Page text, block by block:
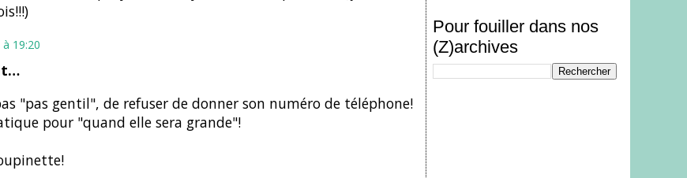
19:20
"pas gentil", de refuser de donner son numéro de téléphone!
pour "quand elle sera grande"!
Pour fouiller dans nos
(Z)archives